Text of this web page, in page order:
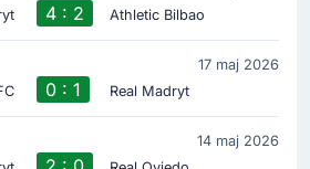
4 : 2 Athletic Bilbao
17 maj 2026
0 : 1 Real Madryt
14 maj 2026